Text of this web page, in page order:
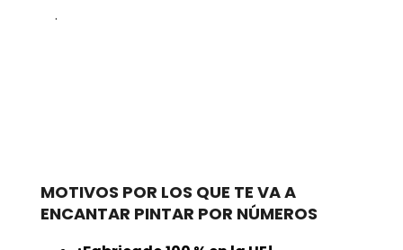
.
MOTIVOS POR LOS QUE TE VA A
ENCANTAR PINTAR POR NÚMEROS